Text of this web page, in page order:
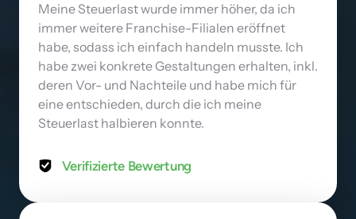
Meine Steuerlast wurde immer höher, da ich
immer weitere Franchise-Filialen eröffnet
habe, sodass ich einfach handeln musste. Ich
habe zwei konkrete Gestaltungen erhalten, inkl.
deren Vor- und Nachteile und habe mich für
eine entschieden, durch die ich meine
Steuerlast halbieren konnte.
Verifizierte Bewertung